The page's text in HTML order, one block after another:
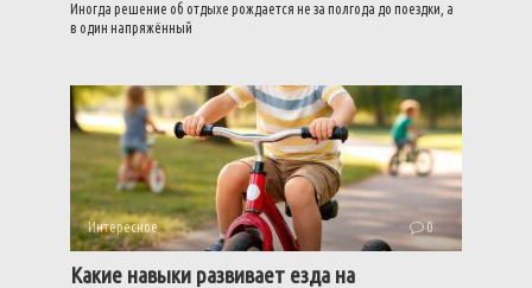
Иногда решение об отдыхе рождается не за полгода до поездки, а
в один напряжённый
Интересное 0
Какие навыки развивает езда на